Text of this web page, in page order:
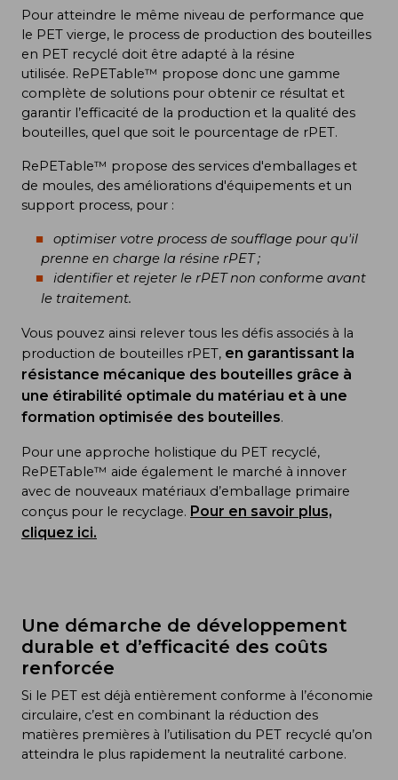
Pour atteindre le même niveau de performance que
le PET vierge, le process de production des bouteilles
en PET recyclé doit être adapté à la résine
utilisée. RePETable™ propose donc une gamme
complète de solutions pour obtenir ce résultat et
garantir l’efficacité de la production et la qualité des
bouteilles, quel que soit le pourcentage de rPET.
RePETable™ propose des services d'emballages et
de moules, des améliorations d'équipements et un
support process, pour :
optimiser votre process de soufflage pour qu'il
prenne en charge la résine rPET ;
identifier et rejeter le rPET non conforme avant
le traitement.
Vous pouvez ainsi relever tous les défis associés à la
production de bouteilles rPET, en garantissant la
résistance mécanique des bouteilles grâce à
une étirabilité optimale du matériau et à une
formation optimisée des bouteilles.
Pour une approche holistique du PET recyclé,
RePETable™ aide également le marché à innover
avec de nouveaux matériaux d’emballage primaire
conçus pour le recyclage. Pour en savoir plus,
cliquez ici.
Une démarche de développement
durable et d’efficacité des coûts
renforcée
Si le PET est déjà entièrement conforme à l’économie
circulaire, c’est en combinant la réduction des
matières premières à l’utilisation du PET recyclé qu’on
atteindra le plus rapidement la neutralité carbone.